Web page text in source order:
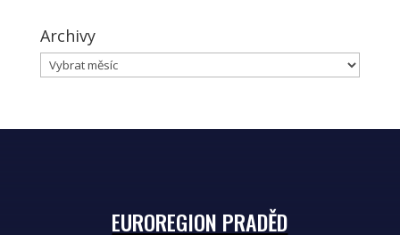
Archivy
Archivy
EUROREGION PRADĚD